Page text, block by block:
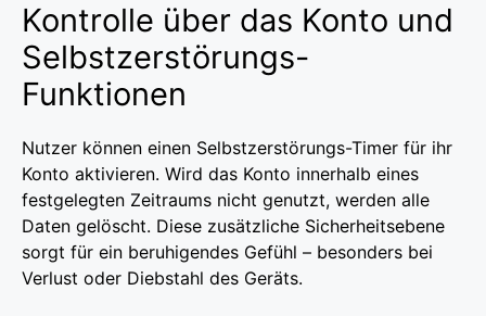
Kontrolle über das Konto und
Selbstzerstörungs-
Funktionen
Nutzer können einen Selbstzerstörungs-Timer für ihr
Konto aktivieren. Wird das Konto innerhalb eines
festgelegten Zeitraums nicht genutzt, werden alle
Daten gelöscht. Diese zusätzliche Sicherheitsebene
sorgt für ein beruhigendes Gefühl – besonders bei
Verlust oder Diebstahl des Geräts.